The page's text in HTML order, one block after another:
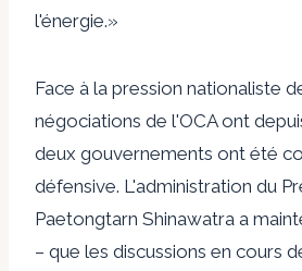
l'énergie.»
Face à la pression nationaliste
négociations de l'OCA ont
deux gouvernements ont été
défensive. L'administration du
Paetongtarn Shinawatra a
– que les discussions en cours